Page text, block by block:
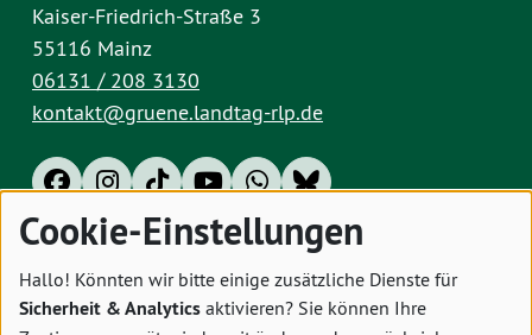
Kaiser-Friedrich-Straße 3
55116 Mainz
06131 / 208 3130
kontakt@gruene.landtag-rlp.de
Impressum Datenschutz Cookies
Cookie-Einstellungen
Hallo! Könnten wir bitte einige zusätzliche Dienste für
Sicherheit & Analytics aktivieren? Sie können Ihre